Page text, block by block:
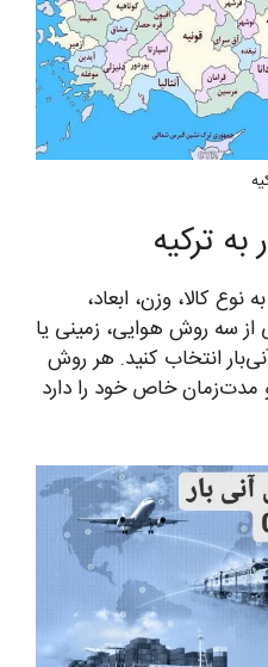
ترکیه
نوع کالا، وزن، ابعاد،
سه روش هوایی، زمینی یا
انتخاب کنید. هر روش
و مدت‌زمان خاص خود را دارد